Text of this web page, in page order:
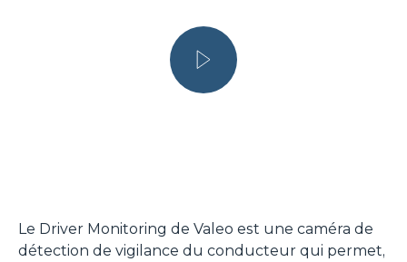
Le Driver Monitoring de Valeo est une caméra de
détection de vigilance du conducteur qui permet,